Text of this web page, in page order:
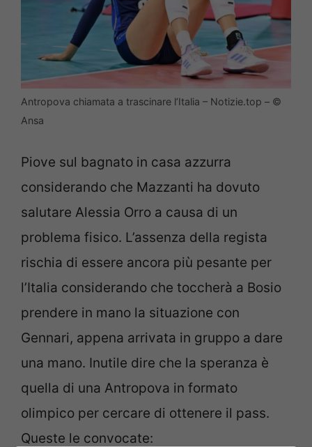
Antropova chiamata a trascinare l’Italia – Notizie.top – ©
Ansa
Piove sul bagnato in casa azzurra
considerando che Mazzanti ha dovuto
salutare Alessia Orro a causa di un
problema fisico. L’assenza della regista
rischia di essere ancora più pesante per
l’Italia considerando che toccherà a Bosio
prendere in mano la situazione con
Gennari, appena arrivata in gruppo a dare
una mano. Inutile dire che la speranza è
quella di una Antropova in formato
olimpico per cercare di ottenere il pass.
Queste le convocate: